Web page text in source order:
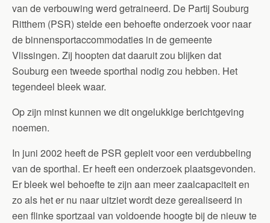
van de verbouwing werd getraineerd. De Partij Souburg
Ritthem (PSR) stelde een behoefte onderzoek voor naar
de binnensportaccommodaties in de gemeente
Vlissingen. Zij hoopten dat daaruit zou blijken dat
Souburg een tweede sporthal nodig zou hebben. Het
tegendeel bleek waar.
Op zijn minst kunnen we dit ongelukkige berichtgeving
noemen.
In juni 2002 heeft de PSR gepleit voor een verdubbeling
van de sporthal. Er heeft een onderzoek plaatsgevonden.
Er bleek wel behoefte te zijn aan meer zaalcapaciteit en
zo als het er nu naar uitziet wordt deze gerealiseerd in
een flinke sportzaal van voldoende hoogte bij de nieuw te